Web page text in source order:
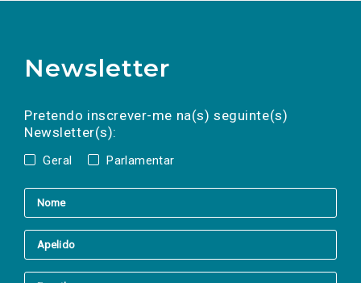
Newsletter
Pretendo inscrever-me na(s) seguinte(s)
Newsletter(s):
Geral Parlamentar
a(s) newsletter(s).
mail